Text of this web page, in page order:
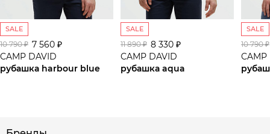
SALE
10 790 ₽ 7 560 ₽
CAMP DAVID
рубашка harbour blue
SALE
11 890 ₽ 8 330 ₽
CAMP DAVID
рубашка aqua
SALE
10 790 ₽
CAMP